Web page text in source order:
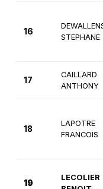
16
STEPHANE
17
CAILLARD
ANTHONY
18
LAPOTRE
FRANCOIS
19
LECOLIER